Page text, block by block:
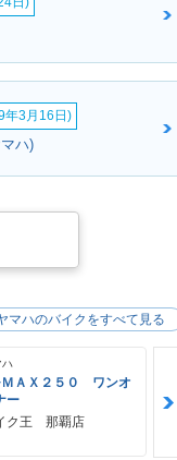
年3月16日)
ハ)
ハ
ＭＡＸ２５０ ワンオ
ー
ク王 那覇店
マハのバイクをすべて見る